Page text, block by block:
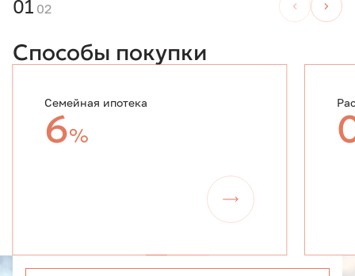
01 02
Способы покупки
Семейная ипотека
6%